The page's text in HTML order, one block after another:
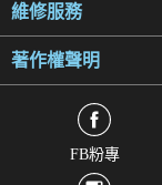
維修服務
著作權聲明
FB粉專